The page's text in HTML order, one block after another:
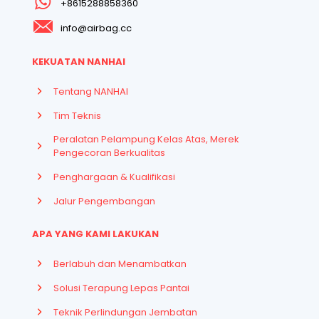
+8615288858360
info@airbag.cc
KEKUATAN NANHAI
Tentang NANHAI
Tim Teknis
Peralatan Pelampung Kelas Atas, Merek
Pengecoran Berkualitas
Penghargaan & Kualifikasi
Jalur Pengembangan
APA YANG KAMI LAKUKAN
Berlabuh dan Menambatkan
Solusi Terapung Lepas Pantai
Teknik Perlindungan Jembatan